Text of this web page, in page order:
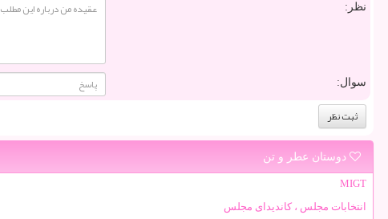
نظر:
سوال:
دوستان عطر و تن
MIGT
انتخابات مجلس ، کاندیدای مجلس